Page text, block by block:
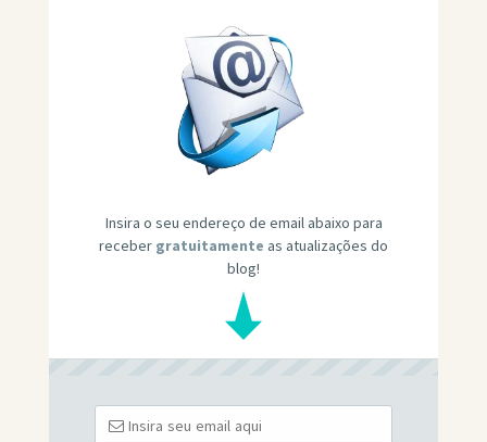
Insira o seu endereço de email abaixo para
receber gratuitamente as atualizações do
blog!